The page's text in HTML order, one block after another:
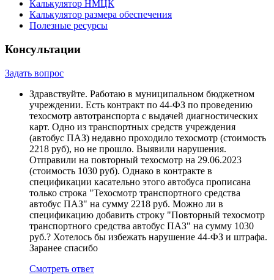
Калькулятор НМЦК
Калькулятор размера обеспечения
Полезные ресурсы
Консультации
Задать вопрос
Здравствуйте. Работаю в муниципальном бюджетном
учреждении. Есть контракт по 44-ФЗ по проведению
техосмотр автотранспорта с выдачей диагностических
карт. Одно из транспортных средств учреждения
(автобус ПАЗ) недавно проходило техосмотр (стоимость
2218 руб), но не прошло. Выявили нарушения.
Отправили на повторный техосмотр на 29.06.2023
(стоимость 1030 руб). Однако в контракте в
спецификации касательно этого автобуса прописана
только строка "Техосмотр транспортного средства
автобус ПАЗ" на сумму 2218 руб. Можно ли в
спецификацию добавить строку "Повторный техосмотр
транспортного средства автобус ПАЗ" на сумму 1030
руб.? Хотелось бы избежать нарушение 44-ФЗ и штрафа.
Заранее спасибо
Смотреть ответ